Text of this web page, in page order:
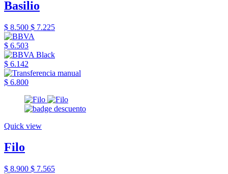
Basilio
$ 8.500 $ 7.225
$ 6.503
$ 6.142
$ 6.800
Quick view
Filo
$ 8.900 $ 7.565